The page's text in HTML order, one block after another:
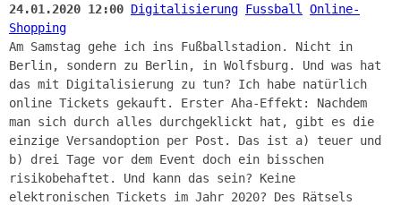
24.01.2020 12:00 Digitalisierung Fussball
Online-
Shopping
Am Samstag gehe ich ins Fußballstadion. Nicht in
Berlin, sondern zu Berlin, in Wolfsburg. Und was hat
das mit Digitalisierung zu tun? Ich habe natürlich
online Tickets gekauft. Erster Aha-Effekt: Nachdem
man sich durch alles durchgeklickt hat, gibt es die
einzige Versandoption per Post. Das ist a) teuer und
b) drei Tage vor dem Event doch ein bisschen
risikobehaftet. Und kann das sein? Keine
elektronischen Tickets im Jahr 2020? Des Rätsels